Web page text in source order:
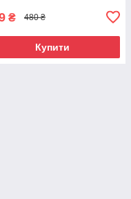
₴ 480 ₴
Купити